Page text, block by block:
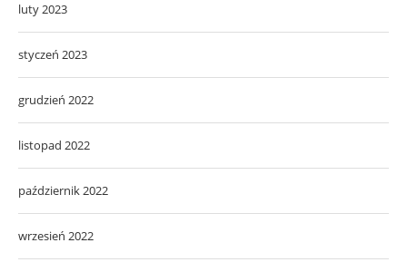
luty 2023
styczeń 2023
grudzień 2022
listopad 2022
październik 2022
wrzesień 2022